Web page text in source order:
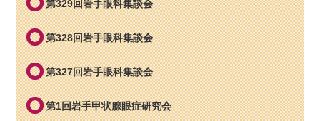
第329回岩手眼科集談会
第328回岩手眼科集談会
第327回岩手眼科集談会
第1回岩手甲状腺眼症研究会